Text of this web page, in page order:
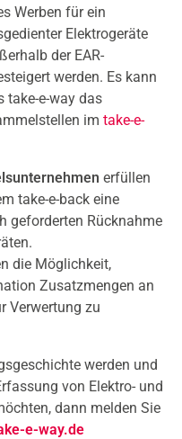
Werben für ein
Elektrogeräte
der EAR-
werden. Es kann
take-e-way das
im take-e-
erfüllen
take-e-back eine
geforderten Rücknahme
die Möglichkeit,
Zusatzmengen an
Verwertung zu
werden und
von Elektro- und
dann melden Sie
e-way.de